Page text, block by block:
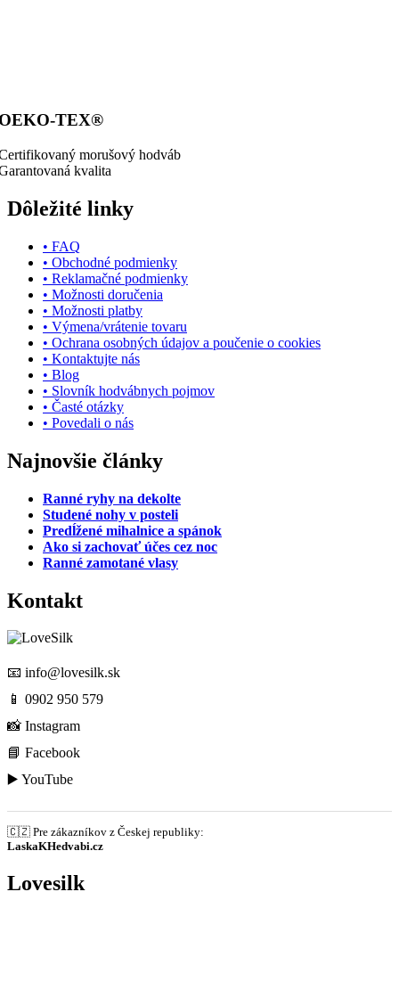
TEX®
morušový hodváb
kvalita
Dôležité linky
• FAQ
• Obchodné podmienky
• Reklamačné podmienky
• Možnosti doručenia
• Možnosti platby
• Výmena/vrátenie tovaru
• Ochrana osobných údajov a poučenie o cookies
• Kontaktujte nás
• Blog
• Slovník hodvábnych pojmov
• Časté otázky
• Povedali o nás
Najnovšie články
Ranné ryhy na dekolte
Studené nohy v posteli
Predĺžené mihalnice a spánok
Ako si zachovať účes cez noc
Ranné zamotané vlasy
Kontakt
📧 info@lovesilk.sk
📱 0902 950 579
📸 Instagram
📘 Facebook
▶️ YouTube
🇨🇿 Pre zákazníkov z Českej republiky:
LaskaKHedvabi.cz
Lovesilk